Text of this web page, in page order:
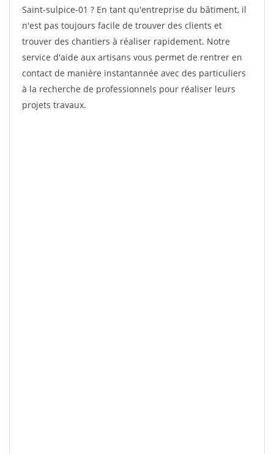
Saint-sulpice-01 ? En tant qu'entreprise du bâtiment, il
n'est pas toujours facile de trouver des clients et
trouver des chantiers à réaliser rapidement. Notre
service d'aide aux artisans vous permet de rentrer en
contact de manière instantannée avec des particuliers
à la recherche de professionnels pour réaliser leurs
projets travaux.